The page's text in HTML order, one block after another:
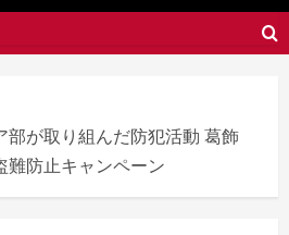
部が取り組んだ防犯活動 葛飾
難防止キャンペーン